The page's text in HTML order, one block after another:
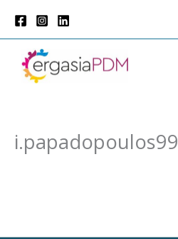
στο
περιεχόμενο
i.papadopoulos99